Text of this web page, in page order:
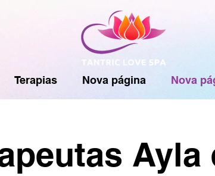
Terapias Nova página Nova
Ayla